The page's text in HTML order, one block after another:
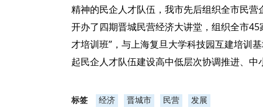
精神的民企人才队伍，我市先后组织全市民
开办了四期晋城民营经济大讲堂，组织全市
才培训班”，与上海复旦大学科技园互建培训
起民企人才队伍建设高中低层次协调推进、中
标签 经济 晋城市 民营 发展